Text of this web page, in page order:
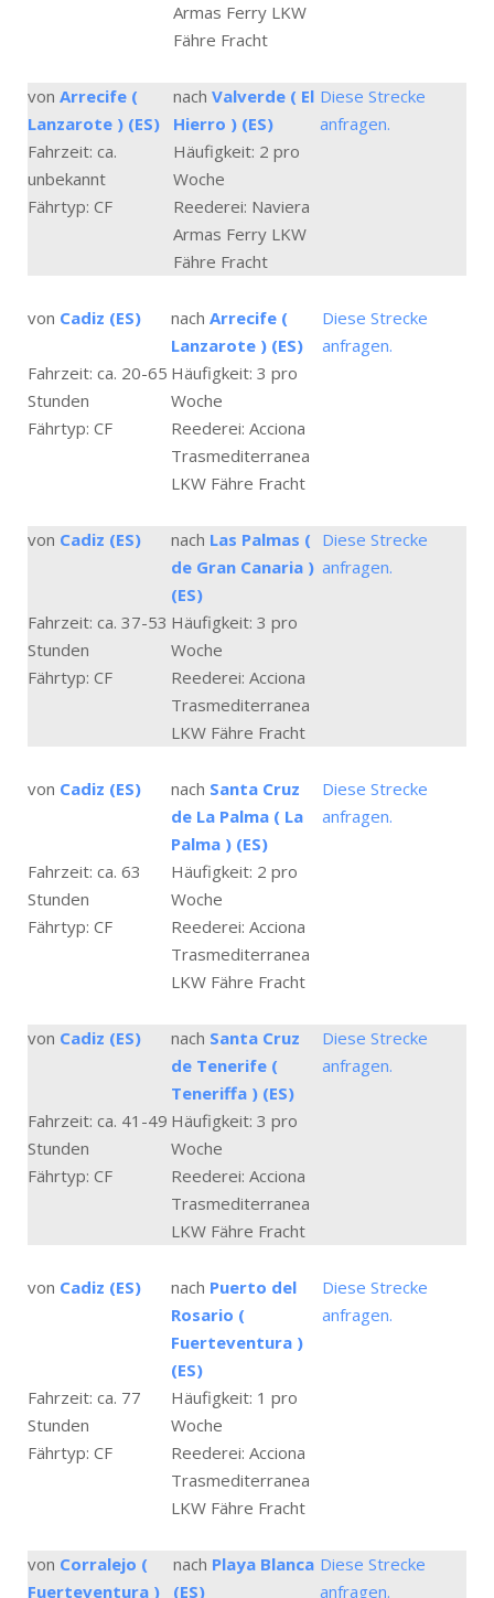
Armas Ferry LKW
Fähre Fracht
von Arrecife (
Lanzarote ) (ES)
nach Valverde ( El
Hierro ) (ES)
Diese Strecke
anfragen.
Fahrzeit: ca.
unbekannt
Häufigkeit: 2 pro
Woche
Fährtyp: CF
Reederei: Naviera
Armas Ferry LKW
Fähre Fracht
von Cadiz (ES) nach Arrecife (
Lanzarote ) (ES)
Diese Strecke
anfragen.
Fahrzeit: ca. 20-65
Stunden
Häufigkeit: 3 pro
Woche
Fährtyp: CF
Reederei: Acciona
Trasmediterranea
LKW Fähre Fracht
von Cadiz (ES) nach Las Palmas (
de Gran Canaria )
(ES)
Diese Strecke
anfragen.
Fahrzeit: ca. 37-53
Stunden
Häufigkeit: 3 pro
Woche
Fährtyp: CF
Reederei: Acciona
Trasmediterranea
LKW Fähre Fracht
von Cadiz (ES) nach Santa Cruz
de La Palma ( La
Palma ) (ES)
Diese Strecke
anfragen.
Fahrzeit: ca. 63
Stunden
Häufigkeit: 2 pro
Woche
Fährtyp: CF
Reederei: Acciona
Trasmediterranea
LKW Fähre Fracht
von Cadiz (ES) nach Santa Cruz
de Tenerife (
Teneriffa ) (ES)
Diese Strecke
anfragen.
Fahrzeit: ca. 41-49
Stunden
Häufigkeit: 3 pro
Woche
Fährtyp: CF
Reederei: Acciona
Trasmediterranea
LKW Fähre Fracht
von Cadiz (ES) nach Puerto del
Rosario (
Fuerteventura )
(ES)
Diese Strecke
anfragen.
Fahrzeit: ca. 77
Stunden
Häufigkeit: 1 pro
Woche
Fährtyp: CF
Reederei: Acciona
Trasmediterranea
LKW Fähre Fracht
von Corralejo (
Fuerteventura )
nach Playa Blanca
(ES)
Diese Strecke
anfragen.